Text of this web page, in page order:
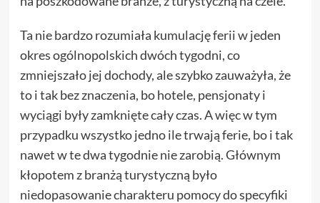
Ta nie bardzo rozumiała kumulację ferii w jeden
okres ogólnopolskich dwóch tygodni, co
zmniejszało jej dochody, ale szybko zauważyła, że
to i tak bez znaczenia, bo hotele, pensjonaty i
wyciągi były zamknięte cały czas. A więc w tym
przypadku wszystko jedno ile trwają ferie, bo i tak
nawet w te dwa tygodnie nie zarobią. Głównym
kłopotem z branżą turystyczną było
niedopasowanie charakteru pomocy do specyfiki